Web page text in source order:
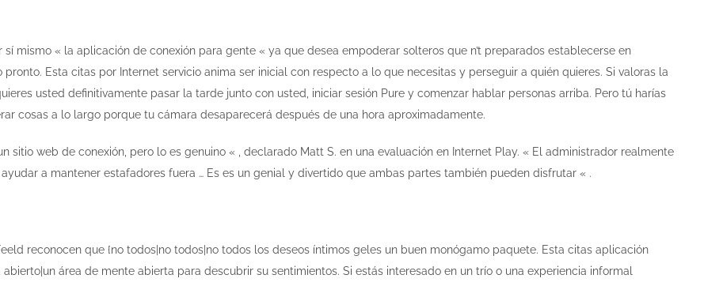
sí mismo « la aplicación de conexión para gente « ya que desea empoderar solteros que n’t preparados establecerse en
Esta citas por Internet servicio anima ser inicial con respecto a lo que necesitas y perseguir a quién quieres. Si valoras la
usted definitivamente pasar la tarde junto con usted, iniciar sesión Pure y comenzar hablar personas arriba. Pero tú harías
cosas a lo largo porque tu cámara desaparecerá después de una hora aproximadamente.
sitio web de conexión, pero lo es genuino « , declarado Matt S. en una evaluación en Internet Play. « El administrador realmente
a mantener estafadores fuera … Es es un genial y divertido que ambas partes también pueden disfrutar « .
reconocen que {no todos|no todos|no todos los deseos íntimos geles un buen monógamo paquete. Esta citas aplicación
área de mente abierta para descubrir su sentimientos. Si estás interesado en un trío o una experiencia informal